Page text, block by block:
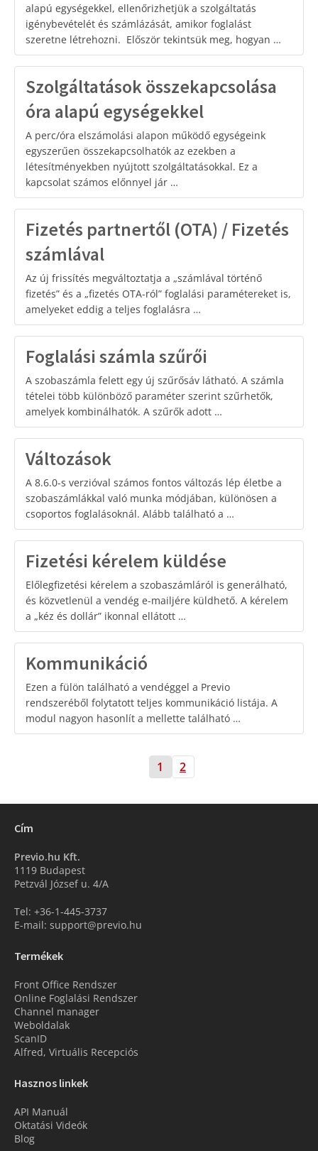
alapú egységekkel, ellenőrizhetjük a szolgáltatás
igénybevételét és számlázását, amikor foglalást
szeretne létrehozni. Először tekintsük meg, hogyan …
Szolgáltatások összekapcsolása
óra alapú egységekkel
A perc/óra elszámolási alapon működő egységeink
egyszerűen összekapcsolhatók az ezekben a
létesítményekben nyújtott szolgáltatásokkal. Ez a
kapcsolat számos előnnyel jár …
Fizetés partnertől (OTA) / Fizetés
számlával
Az új frissítés megváltoztatja a „számlával történő
fizetés” és a „fizetés OTA-ról” foglalási paramétereket is,
amelyeket eddig a teljes foglalásra …
Foglalási számla szűrői
A szobaszámla felett egy új szűrősáv látható. A számla
tételei több különböző paraméter szerint szűrhetők,
amelyek kombinálhatók. A szűrők adott …
Változások
A 8.6.0-s verzióval számos fontos változás lép életbe a
szobaszámlákkal való munka módjában, különösen a
csoportos foglalásoknál. Alább található a …
Fizetési kérelem küldése
Előlegfizetési kérelem a szobaszámláról is generálható,
és közvetlenül a vendég e-mailjére küldhető. A kérelem
a „kéz és dollár” ikonnal ellátott …
Kommunikáció
Ezen a fülön található a vendéggel a Previo
rendszeréből folytatott teljes kommunikáció listája. A
modul nagyon hasonlít a mellette található …
1 2
Cím
Previo.hu Kft.
1119 Budapest
Petzvál József u. 4/A
Tel: +36-1-445-3737
E-mail: support@previo.hu
Termékek
Front Office Rendszer
Online Foglalási Rendszer
Channel manager
Weboldalak
ScanID
Alfred, Virtuális Recepciós
Hasznos linkek
API Manuál
Oktatási Videók
Blog